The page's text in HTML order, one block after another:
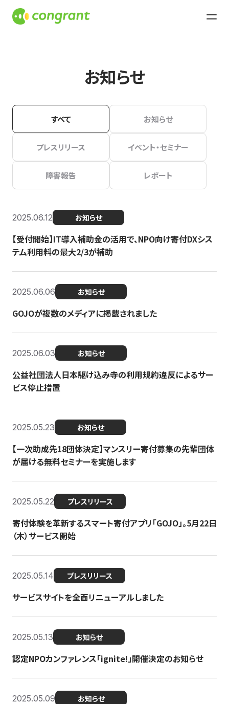
お知らせ
すべて お知らせ
プレスリリース イベント・セミナー
障害報告 レポート
2025.06.12 お知らせ
【受付開始】IT導入補助金の活用で、NPO向け寄付DXシス
テム利用料の最大2/3が補助
2025.06.06 お知らせ
GOJOが複数のメディアに掲載されました
2025.06.03 お知らせ
公益社団法人日本駆け込み寺の利用規約違反によるサー
ビス停止措置
2025.05.23 お知らせ
【一次助成先18団体決定】マンスリー寄付募集の先輩団体
が届ける無料セミナーを実施します
2025.05.22 プレスリリース
寄付体験を革新するスマート寄付アプリ「GOJO」。5月22日
（木）サービス開始
2025.05.14 プレスリリース
サービスサイトを全面リニューアルしました
2025.05.13 お知らせ
認定NPOカンファレンス「ignite!」開催決定のお知らせ
2025.05.09 お知らせ